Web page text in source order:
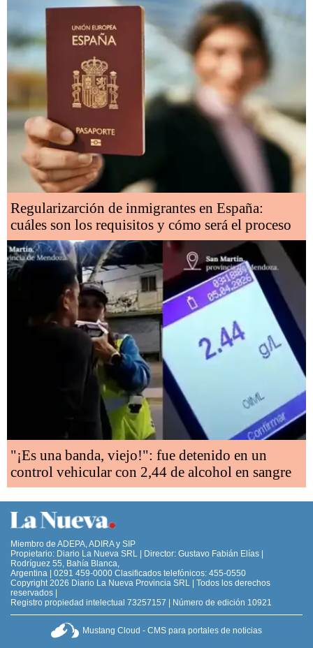
Regularizarción de inmigrantes en España:
cuáles son los requisitos y cómo será el proceso
"¡Es una banda, viejo!": fue detenido en un
control vehicular con 2,44 de alcohol en sangre
Miembro de ADEPA, ADIRA y SIP
Propietario: Diario La Nueva SRL | Director: Gustavo Fabián Elías |
Rodríguez 55, Bahía Blanca,
Argentina | 0291 459-0000 Clasificados telefónicos: 455-0550
Copyright 2026 Diario La Nueva Provincia SRL | Todos los derechos
reservados |
Registro propiedad intelectual 73257157 | Número de edición 10921
Mustang Cloud - CMS para portales de noticias